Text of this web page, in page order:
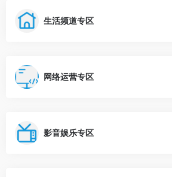
生活频道专区
网络运营专区
影音娱乐专区